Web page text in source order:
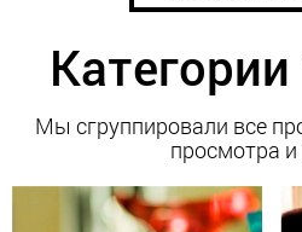
Мы сгруппировали все
просмотра и